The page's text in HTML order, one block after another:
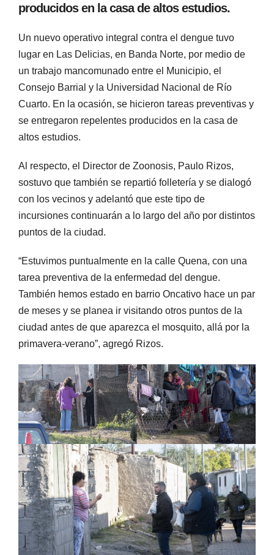
producidos en la casa de altos estudios.
Un nuevo operativo integral contra el dengue tuvo
lugar en Las Delicias, en Banda Norte, por medio de
un trabajo mancomunado entre el Municipio, el
Consejo Barrial y la Universidad Nacional de Río
Cuarto. En la ocasión, se hicieron tareas preventivas y
se entregaron repelentes producidos en la casa de
altos estudios.
Al respecto, el Director de Zoonosis, Paulo Rizos,
sostuvo que también se repartió folletería y se dialogó
con los vecinos y adelantó que este tipo de
incursiones continuarán a lo largo del año por distintos
puntos de la ciudad.
“Estuvimos puntualmente en la calle Quena, con una
tarea preventiva de la enfermedad del dengue.
También hemos estado en barrio Oncativo hace un par
de meses y se planea ir visitando otros puntos de la
ciudad antes de que aparezca el mosquito, allá por la
primavera-verano”, agregó Rizos.